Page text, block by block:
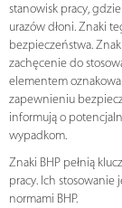
stanowisk pracy,
urazów dłoni. Znaki
bezpieczeństwa.
zachęcenie do
elementem
zapewnieniu
informują o
wypadkom.
Znaki BHP pełnią
pracy. Ich
normami BHP.